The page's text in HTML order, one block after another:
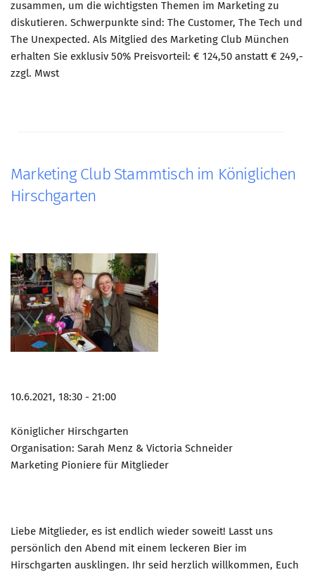
zusammen, um die wichtigsten Themen im Marketing zu
diskutieren. Schwerpunkte sind: The Customer, The Tech und
The Unexpected. Als Mitglied des Marketing Club München
erhalten Sie exklusiv 50% Preisvorteil: € 124,50 anstatt € 249,-
zzgl. Mwst
Marketing Club Stammtisch im Königlichen
Hirschgarten
10.6.2021, 18:30 - 21:00
Königlicher Hirschgarten
Organisation: Sarah Menz & Victoria Schneider
Marketing Pioniere für Mitglieder
Liebe Mitglieder, es ist endlich wieder soweit! Lasst uns
persönlich den Abend mit einem leckeren Bier im
Hirschgarten ausklingen. Ihr seid herzlich willkommen, Euch